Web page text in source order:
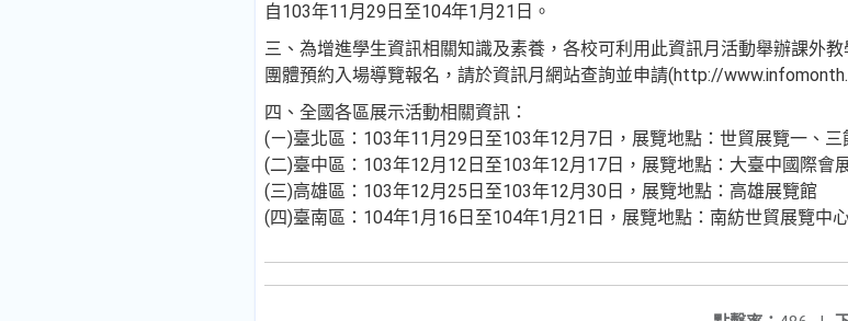
自103年11月29日至104年1月21日。
三、為增進學生資訊相關知識及素養，各校可利用此資訊月活動舉辦課外
團體預約入場導覽報名，請於資訊月網站查詢並申請(http://
四、全國各區展示活動相關資訊：
(ㄧ)臺北區：103年11月29日至103年12月7日，展覽地點：世貿展覽一、三
(二)臺中區：103年12月12日至103年12月17日，展覽地點：大臺中國際會
(三)高雄區：103年12月25日至103年12月30日，展覽地點：高雄展覽館
(四)臺南區：104年1月16日至104年1月21日，展覽地點：南紡世貿展覽中